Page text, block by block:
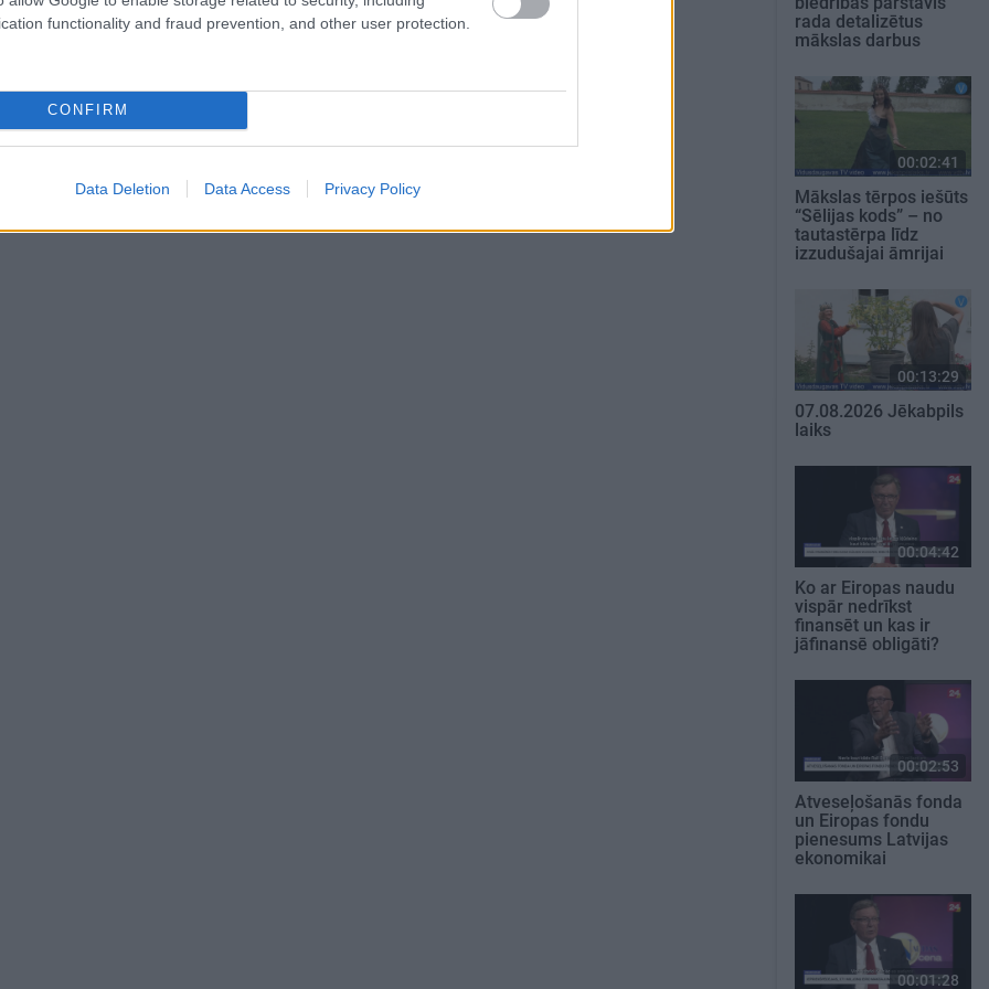
functionality and fraud prevention, and other user protection.
CONFIRM
Data Deletion Data Access Privacy Policy
rada detalizētus
mākslas darbus
00:02:41
Mākslas tērpos iešūts
“Sēlijas kods” – no
tautastērpa līdz
izzudušajai āmrijai
00:13:29
07.08.2026 Jēkabpils
laiks
00:04:42
Ko ar Eiropas naudu
vispār nedrīkst
finansēt un kas ir
jāfinansē obligāti?
00:02:53
Atveseļošanās fonda
un Eiropas fondu
pienesums Latvijas
ekonomikai
00:01:28